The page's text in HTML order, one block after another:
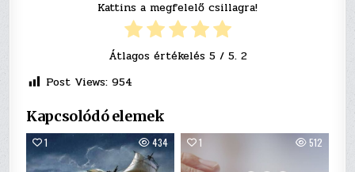
Kattins a megfelelő csillagra!
Átlagos értékelés 5 / 5. 2
Post Views: 954
Kapcsolódó elemek
1 434 1 512